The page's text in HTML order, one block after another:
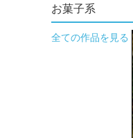
お菓子系
全ての作品を見る